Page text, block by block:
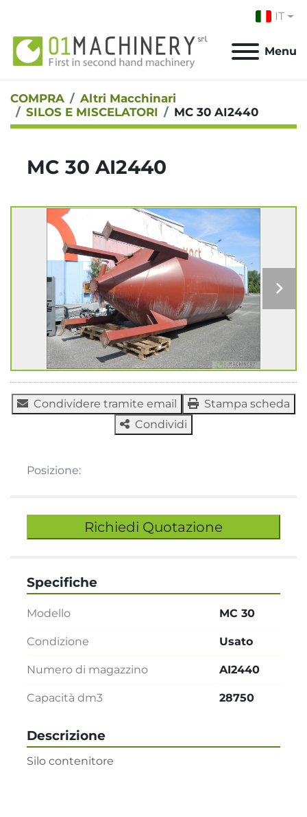
IT
Menu
COMPRA
Altri Macchinari
SILOS E MISCELATORI
MC 30 AI2440
MC 30 AI2440
Condividere tramite email
Stampa scheda
Condividi
Posizione:
Richiedi Quotazione
Descrizione
Silo contenitore
Specifiche
Modello MC 30
Condizione Usato
Numero di magazzino AI2440
Capacità dm3 28750